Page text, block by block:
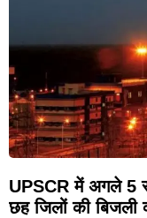
UPSCR में अगले 5
छह जिलों की बिजली